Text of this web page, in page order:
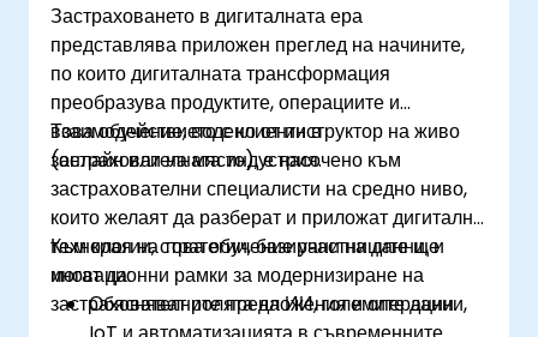
Застраховането в дигиталната ера
представлява приложен преглед на начините,
по които дигиталната трансформация
преобразува продуктите, операциите и
взаимодействието с клиенти в
застрахователната индустрия.
Това обучение, водено от инструктор на живо
(онлайн или на място), е насочено към
застрахователни специалисти на средно ниво,
които желаят да разберат и приложат дигитални
технологии, стратегии, базирани на данни, и
иновационни рамки за модернизиране на
застрахователните предложения и операции.
Към края на това обучение участниците ще
могат да:
Обясняват ролята на ИИ, големите данни,